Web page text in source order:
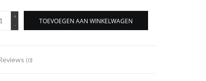
+
-
TOEVOEGEN AAN WINKELWAGEN
(0)